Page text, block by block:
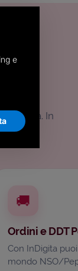
In
🚚
Ordini e DDT
Con InDigita
mondo NSO/
e